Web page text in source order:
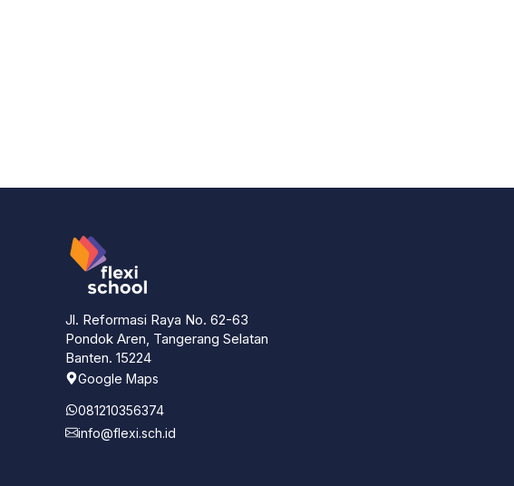
Jl. Reformasi Raya No. 62-63
Pondok Aren, Tangerang Selatan
Banten. 15224
Google Maps
081210356374
info@flexi.sch.id